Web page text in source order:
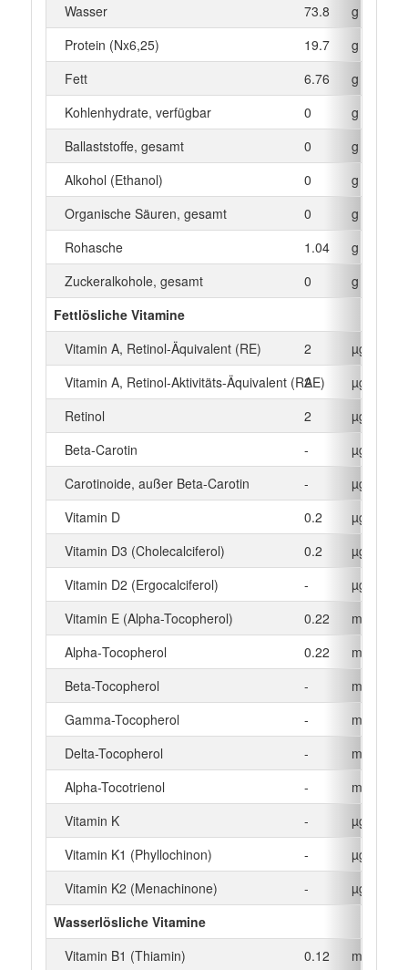
Wasser
73.8
g
Protein (Nx6,25)
19.7
g
Fett
6.76
g
Kohlenhydrate, verfügbar
0
g
Ballaststoffe, gesamt
0
g
Alkohol (Ethanol)
0
g
Organische Säuren, gesamt
0
g
Rohasche
1.04
g
Zuckeralkohole, gesamt
0
g
Fettlösliche Vitamine
Vitamin A, Retinol-Äquivalent (RE)
2
µg
Vitamin A, Retinol-Aktivitäts-Äquivalent (RAE)
2
µg
Retinol
2
µg
Beta‑Carotin
-
µg
Carotinoide, außer Beta-Carotin
-
µg
Vitamin D
0.2
µg
Vitamin D3 (Cholecalciferol)
0.2
µg
Vitamin D2 (Ergocalciferol)
-
µg
Vitamin E (Alpha-Tocopherol)
0.22
mg
Alpha‑Tocopherol
0.22
mg
Beta-Tocopherol
-
mg
Gamma-Tocopherol
-
mg
Delta-Tocopherol
-
mg
Alpha-Tocotrienol
-
mg
Vitamin K
-
µg
Vitamin K1 (Phyllochinon)
-
µg
Vitamin K2 (Menachinone)
-
µg
Wasserlösliche Vitamine
Vitamin B1 (Thiamin)
0.12
mg